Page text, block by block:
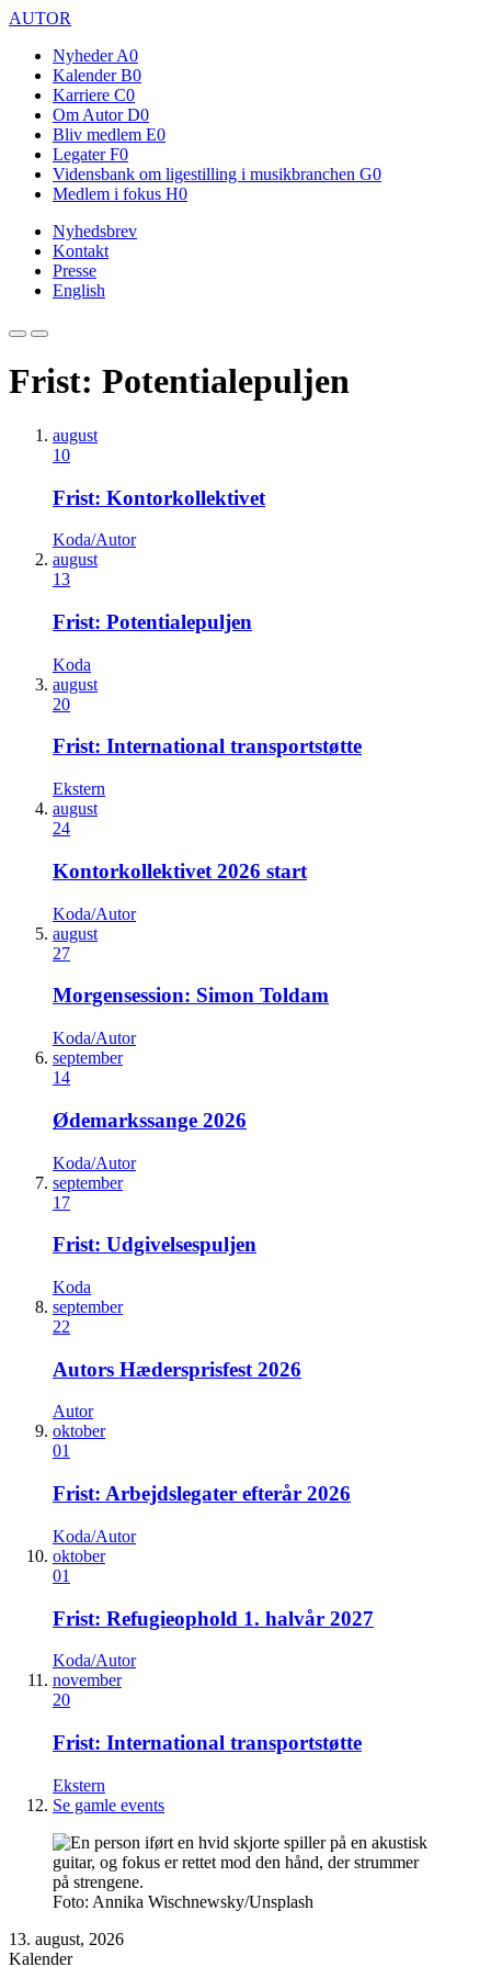
AUTOR
Nyheder A0
Kalender B0
Karriere C0
Om Autor D0
Bliv medlem E0
Legater F0
Vidensbank om ligestilling i musikbranchen G0
Medlem i fokus H0
Nyhedsbrev
Kontakt
Presse
English
Frist: Potentialepuljen
august
10
Frist: Kontorkollektivet
Koda/Autor
august
13
Frist: Potentialepuljen
Koda
august
20
Frist: International transportstøtte
Ekstern
august
24
Kontorkollektivet 2026 start
Koda/Autor
august
27
Morgensession: Simon Toldam
Koda/Autor
september
14
Ødemarkssange 2026
Koda/Autor
september
17
Frist: Udgivelsespuljen
Koda
september
22
Autors Hædersprisfest 2026
Autor
oktober
01
Frist: Arbejdslegater efterår 2026
Koda/Autor
oktober
01
Frist: Refugieophold 1. halvår 2027
Koda/Autor
november
20
Frist: International transportstøtte
Ekstern
Se gamle events
Foto: Annika Wischnewsky/Unsplash
13. august, 2026
Kalender